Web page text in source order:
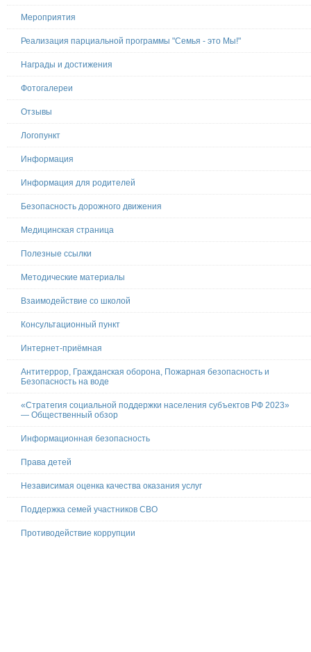
Мероприятия
Реализация парциальной программы "Семья - это Мы!"
Награды и достижения
Фотогалереи
Отзывы
Логопункт
Информация
Информация для родителей
Безопасность дорожного движения
Медицинская страница
Полезные ссылки
Методические материалы
Взаимодействие со школой
Консультационный пункт
Интернет-приёмная
Антитеррор, Гражданская оборона, Пожарная безопасность и
Безопасность на воде
«Стратегия социальной поддержки населения субъектов РФ 2023»
— Общественный обзор
Информационная безопасность
Права детей
Независимая оценка качества оказания услуг
Поддержка семей участников СВО
Противодействие коррупции